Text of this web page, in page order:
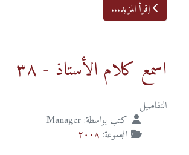
اِقرأ المزيد...
اسمع كلام الأستاذ - ٣٨
التفاصيل
كتب بواسطة: Manager
المجموعة: ٢٠٠٨